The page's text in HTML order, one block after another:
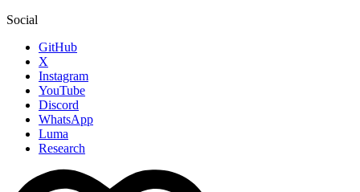
Social
GitHub
X
Instagram
YouTube
Discord
WhatsApp
Luma
Research